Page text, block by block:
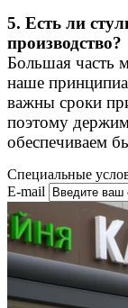
5. Есть ли
производство?
Большая часть
наше
важны сроки
поэтому
обеспечиваем
Специальные
E-mail